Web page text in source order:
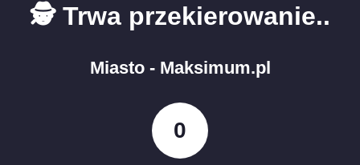
🕵️ Trwa przekierowanie..
Miasto - Maksimum.pl
0